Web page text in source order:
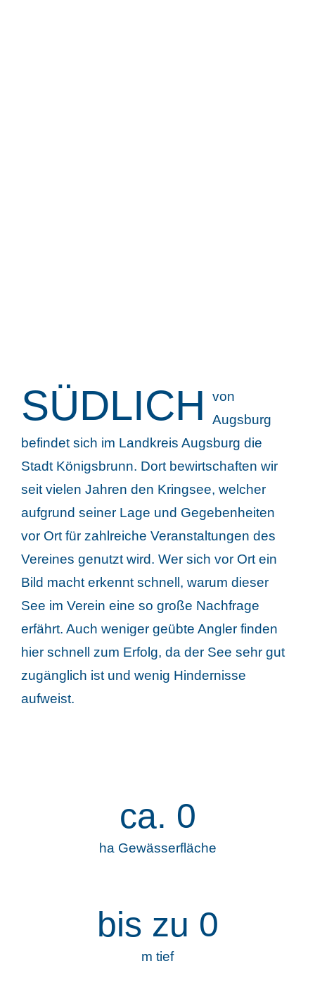
SÜDLICH
von
Augsburg
befindet sich im Landkreis Augsburg die
Stadt Königsbrunn. Dort bewirtschaften wir
seit vielen Jahren den Kringsee, welcher
aufgrund seiner Lage und Gegebenheiten
vor Ort für zahlreiche Veranstaltungen des
Vereines genutzt wird. Wer sich vor Ort ein
Bild macht erkennt schnell, warum dieser
See im Verein eine so große Nachfrage
erfährt. Auch weniger geübte Angler finden
hier schnell zum Erfolg, da der See sehr gut
zugänglich ist und wenig Hindernisse
aufweist.
ca. 0
ha Gewässerfläche
bis zu 0
m tief